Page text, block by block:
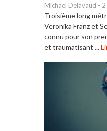
Michaël Delavaud -
Troisième long
Veronika Franz et
connu pour son
et traumatisant ...